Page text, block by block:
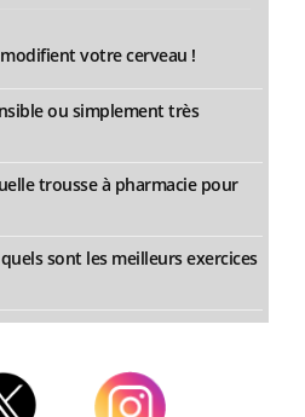
votre cerveau !
ou simplement très
trousse à pharmacie pour
sont les meilleurs exercices